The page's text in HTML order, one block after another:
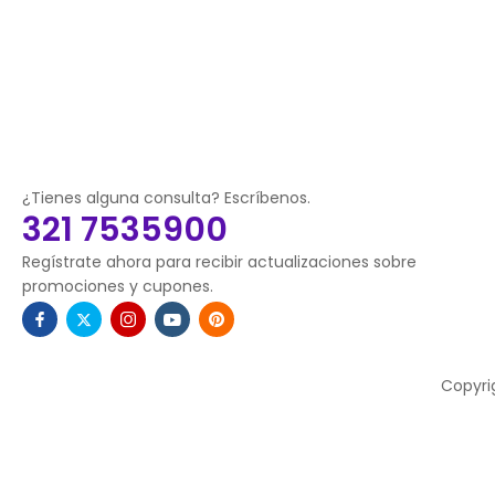
¿Tienes alguna consulta? Escríbenos.
321 7535900
Regístrate ahora para recibir actualizaciones sobre
promociones y cupones.